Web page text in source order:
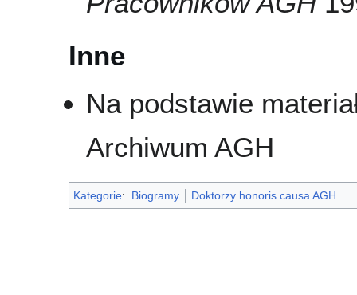
Inne
Na podstawie
Archiwum AGH
Kategorie: Biogramy Doktorzy honoris causa AGH